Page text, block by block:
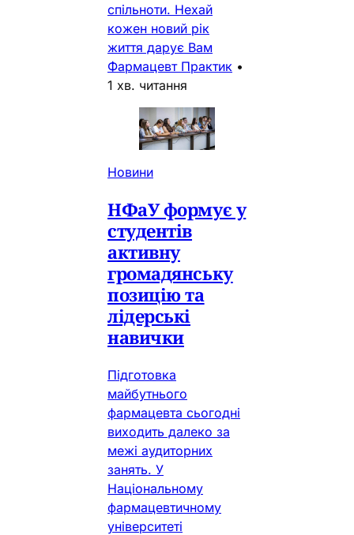
спільноти. Нехай
кожен новий рік
життя дарує Вам
Фармацевт Практик •
1 хв. читання
Новини
НФаУ формує у
студентів
активну
громадянську
позицію та
лідерські
навички
Підготовка
майбутнього
фармацевта сьогодні
виходить далеко за
межі аудиторних
занять. У
Національному
фармацевтичному
університеті